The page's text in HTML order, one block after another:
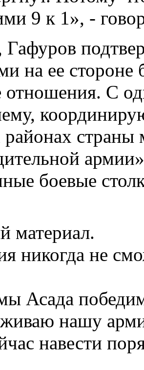
9 к 1», -
на ее стороне
отношения. С
районах
боевые
материал.
никогда не
Асада
нашу
навести